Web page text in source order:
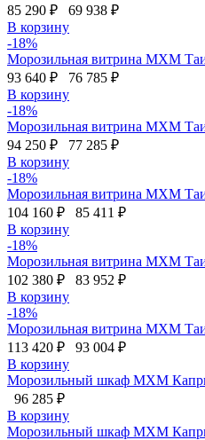
85 290 ₽
69 938 ₽
В корзину
-18%
Морозильная витрина МХМ
93 640 ₽
76 785 ₽
В корзину
-18%
Морозильная витрина МХМ
94 250 ₽
77 285 ₽
В корзину
-18%
Морозильная витрина МХМ
104 160 ₽
85 411 ₽
В корзину
-18%
Морозильная витрина МХМ
102 380 ₽
83 952 ₽
В корзину
-18%
Морозильная витрина МХМ
113 420 ₽
93 004 ₽
В корзину
Морозильный шкаф МХМ
96 285 ₽
В корзину
Морозильный шкаф МХМ